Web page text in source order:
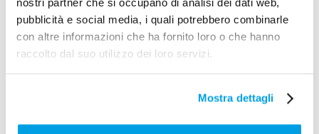
pubblicità e social media, i quali potrebbero combinarle
con altre informazioni che ha fornito loro o che hanno
raccolto dal suo utilizzo dei loro servizi.
Mostra dettagli